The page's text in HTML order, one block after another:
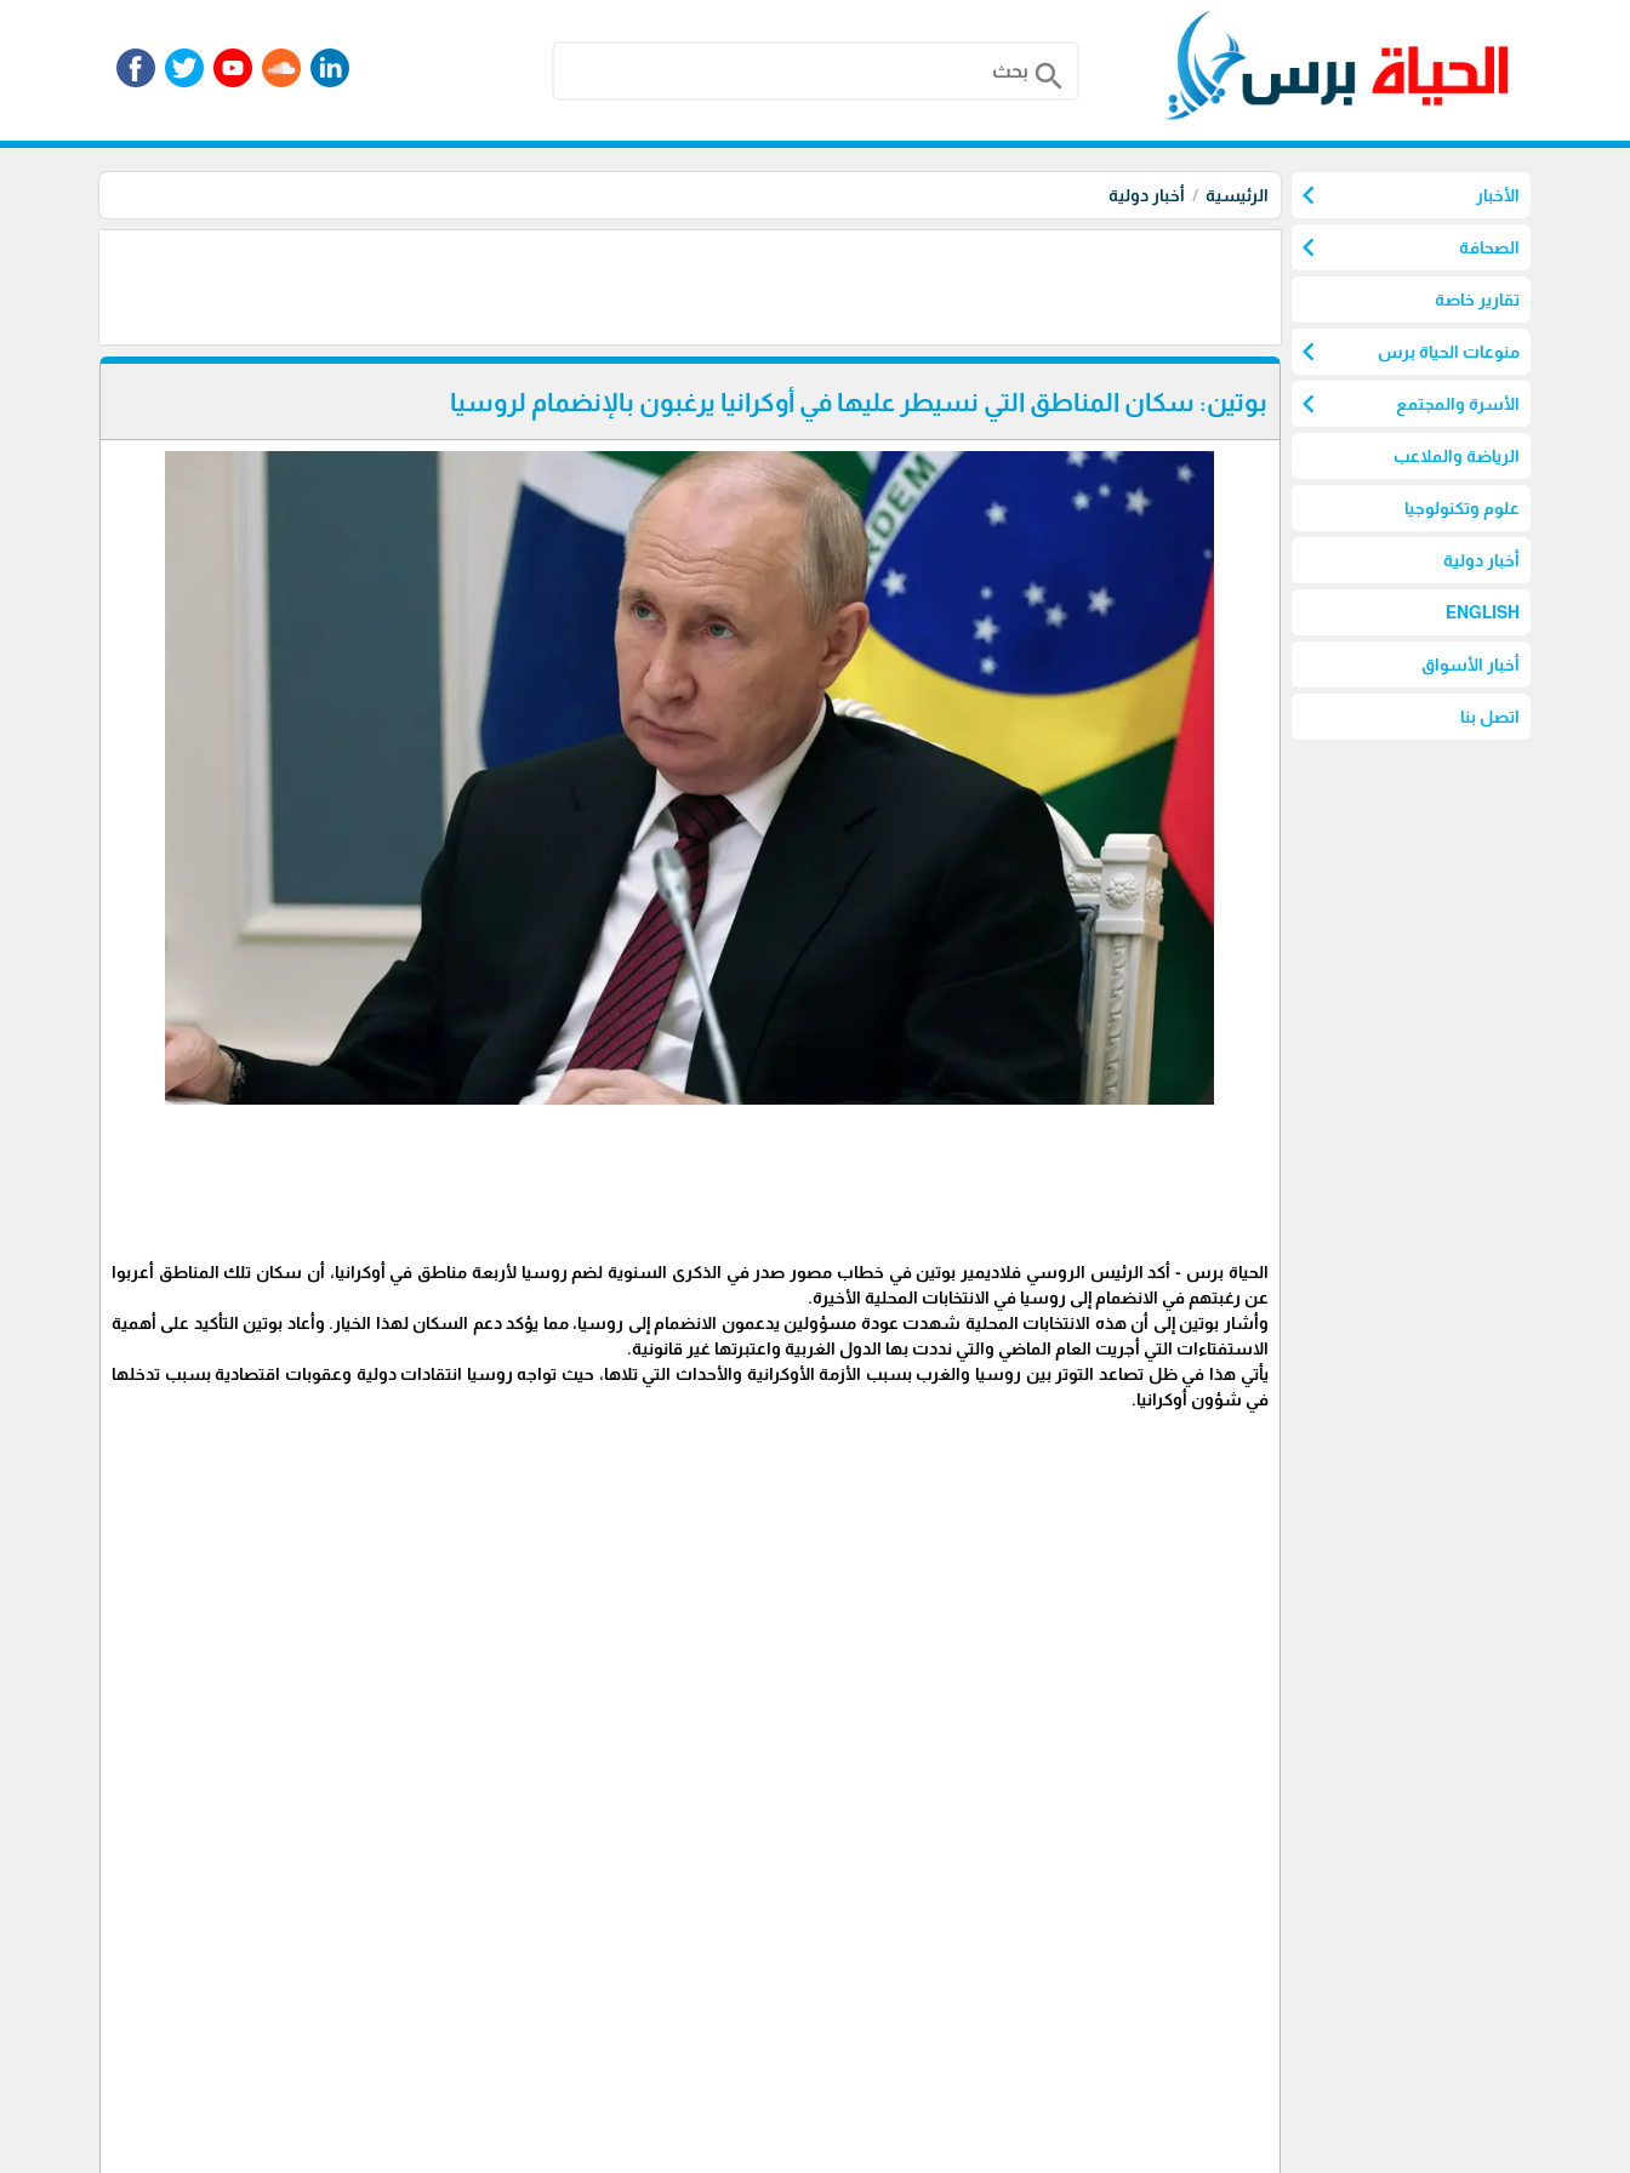
search
الأخبار chevron_left
الصحافة chevron_left
تقارير خاصة
منوعات الحياة برس chevron_left
الأسرة والمجتمع chevron_left
الرياضة والملاعب
علوم وتكنولوجيا
أخبار دولية
ENGLISH
أخبار الأسواق
اتصل بنا
الرئيسية أخبار دولية
بوتين: سكان المناطق التي نسيطر عليها في أوكرانيا يرغبون بالإنضمام لروسيا
الحياة برس - أكد الرئيس الروسي فلاديمير بوتين في خطاب مصور صدر في الذكرى السنوية لضم روسيا لأربعة مناطق في أوكرانيا، أن سكان تلك المناطق أعربوا
عن رغبتهم في الانضمام إلى روسيا في الانتخابات المحلية الأخيرة.
وأشار بوتين إلى أن هذه الانتخابات المحلية شهدت عودة مسؤولين يدعمون الانضمام إلى روسيا، مما يؤكد دعم السكان لهذا الخيار. وأعاد بوتين التأكيد على أهمية
الاستفتاءات التي أجريت العام الماضي والتي نددت بها الدول الغربية واعتبرتها غير قانونية.
يأتي هذا في ظل تصاعد التوتر بين روسيا والغرب بسبب الأزمة الأوكرانية والأحداث التي تلاها، حيث تواجه روسيا انتقادات دولية وعقوبات اقتصادية بسبب تدخلها
في شؤون أوكرانيا.